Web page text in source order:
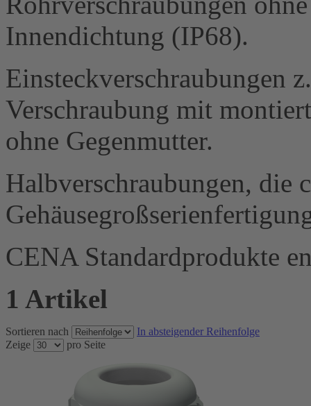
Innendichtung (IP68).
Einsteckverschraubungen
Verschraubung mit
ohne Gegenmutter.
Halbverschraubungen, die
CENA Standardprodukte
1 Artikel
Sortieren nach
In absteigender Reihenfolge
Zeige
pro Seite